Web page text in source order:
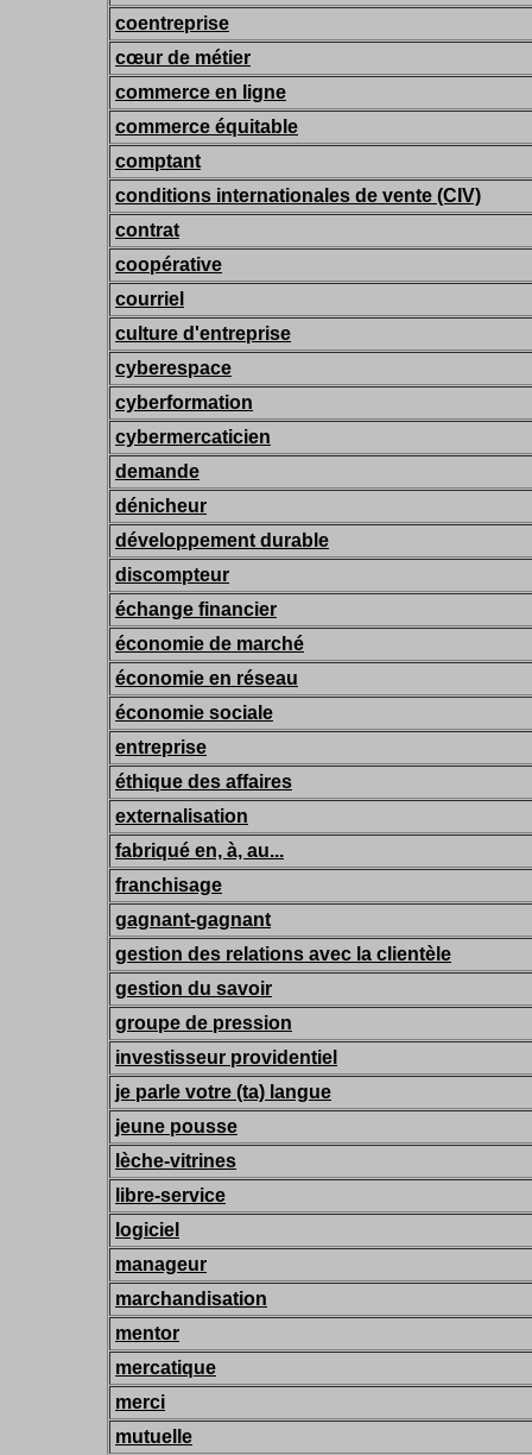
coentreprise
cœur de métier
commerce en ligne
commerce équitable
comptant
conditions internationales de vente (CIV)
contrat
coopérative
courriel
culture d'entreprise
cyberespace
cyberformation
cybermercaticien
demande
dénicheur
développement durable
discompteur
échange financier
économie de marché
économie en réseau
économie sociale
entreprise
éthique des affaires
externalisation
fabriqué en, à, au...
franchisage
gagnant-gagnant
gestion des relations avec la clientèle
gestion du savoir
groupe de pression
investisseur providentiel
je parle votre (ta) langue
jeune pousse
lèche-vitrines
libre-service
logiciel
manageur
marchandisation
mentor
mercatique
merci
mutuelle